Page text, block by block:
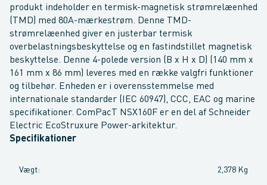
produkt indeholder en termisk-magnetisk strømrelæenhed
(TMD) med 80A-mærkestrøm. Denne TMD-
strømrelæenhed giver en justerbar termisk
overbelastningsbeskyttelse og en fastindstillet magnetisk
beskyttelse. Denne 4-polede version (B x H x D) (140 mm x
161 mm x 86 mm) leveres med en række valgfri funktioner
og tilbehør. Enheden er i overensstemmelse med
internationale standarder (IEC 60947), CCC, EAC og marine
specifikationer. ComPacT NSX160F er en del af Schneider
Electric EcoStruxure Power-arkitektur.
Specifikationer
Vægt: 2,378 Kg